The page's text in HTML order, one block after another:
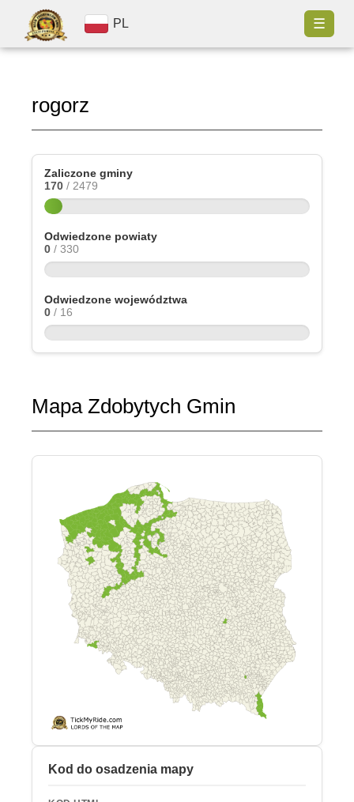
PL ☰
rogorz
Zaliczone gminy
170 / 2479
Odwiedzone powiaty
0 / 330
Odwiedzone województwa
0 / 16
Mapa Zdobytych Gmin
Kod do osadzenia mapy